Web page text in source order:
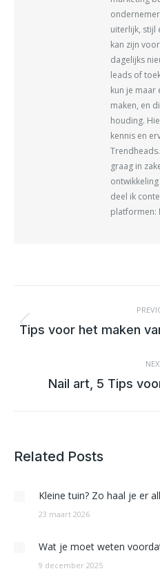
uiterlijk, stijl
kan zijn
dagelijks
leads of
kun je maar
maken, en
houding.
kennis en
graag in
deel ik
platformen:
NAVIGATION
Tips voor het maken
Nail art, 5 Tips
Related Posts
Kleine tuin? Zo haal je er
23 maart 2026
Wat je moet weten
9 december 2025